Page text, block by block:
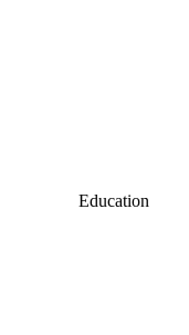
Education